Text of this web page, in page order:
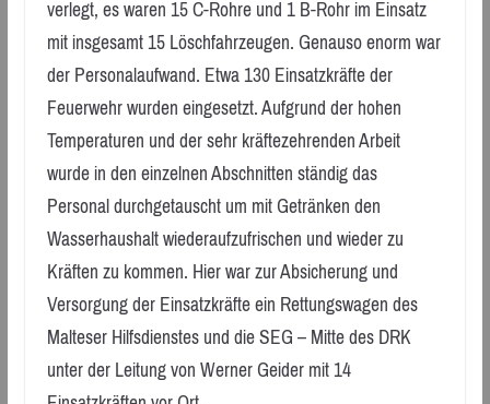
verlegt, es waren 15 C-Rohre und 1 B-Rohr im Einsatz
mit insgesamt 15 Löschfahrzeugen. Genauso enorm war
der Personalaufwand. Etwa 130 Einsatzkräfte der
Feuerwehr wurden eingesetzt. Aufgrund der hohen
Temperaturen und der sehr kräftezehrenden Arbeit
wurde in den einzelnen Abschnitten ständig das
Personal durchgetauscht um mit Getränken den
Wasserhaushalt wiederaufzufrischen und wieder zu
Kräften zu kommen. Hier war zur Absicherung und
Versorgung der Einsatzkräfte ein Rettungswagen des
Malteser Hilfsdienstes und die SEG – Mitte des DRK
unter der Leitung von Werner Geider mit 14